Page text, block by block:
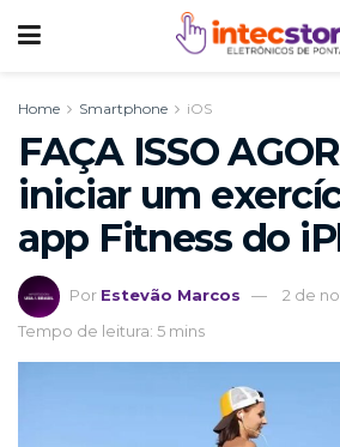
Home Smartphone iOS
FAÇA ISSO
iniciar um
app Fitness do
Por Estevão Marcos
2 de
Tempo de leitura: 5 mins